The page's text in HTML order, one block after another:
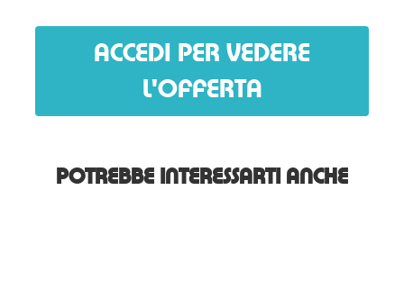
ACCEDI PER VEDERE
L'OFFERTA
POTREBBE INTERESSARTI ANCHE